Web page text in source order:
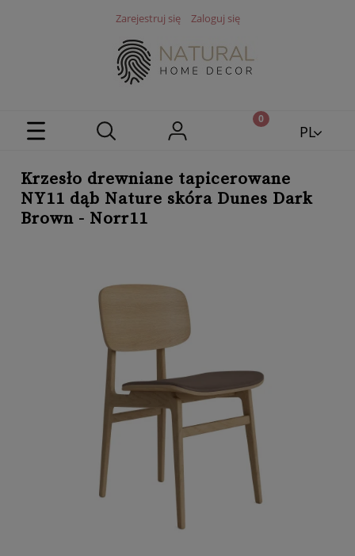
Zarejestruj się Zaloguj się
PL
Krzesło drewniane tapicerowane
NY11 dąb Nature skóra Dunes Dark
Brown - Norr11